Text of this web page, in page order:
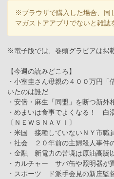
※ブラウザで購入した場合、同
マガストアアプリでないと雑誌
※電子版では、巻頭グラビアは掲
【今週の読みどころ】
・小室圭さん母親の４００万円
いたのは誰だ
・安倍・麻生「同盟」を断つ新外
・めまいは食事でよくなる！ 白
〔ＮＥＷＳＮＡＶＩ〕
・米国 接種していないＮＹ市職
・社会 ２０年前の主婦殺人事件
・金融 新電力の苦境は原油高騰
・カルチャー サバ缶や照明器が
・スポーツ ド派手会見の新庄監